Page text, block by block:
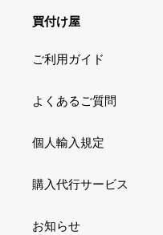
買付け屋
ご利用ガイド
よくあるご質問
個人輸入規定
購入代行サービス
お知らせ